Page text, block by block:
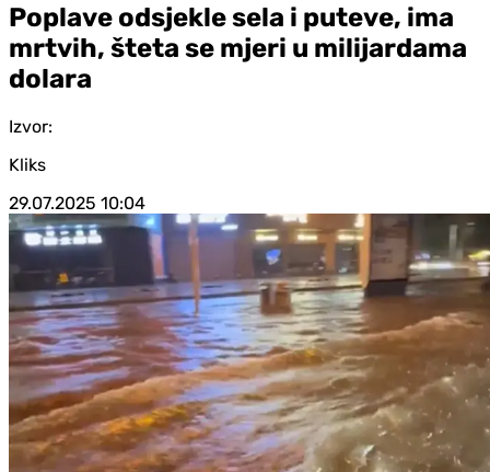
Poplave odsjekle sela i puteve, ima
mrtvih, šteta se mjeri u milijardama
dolara
Izvor:
Kliks
29.07.2025 10:04